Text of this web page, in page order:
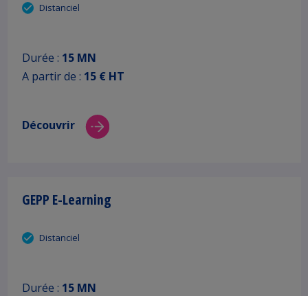
Distanciel
Durée : 15 MN
A partir de : 15 € HT
Découvrir
GEPP E-Learning
Distanciel
Durée : 15 MN